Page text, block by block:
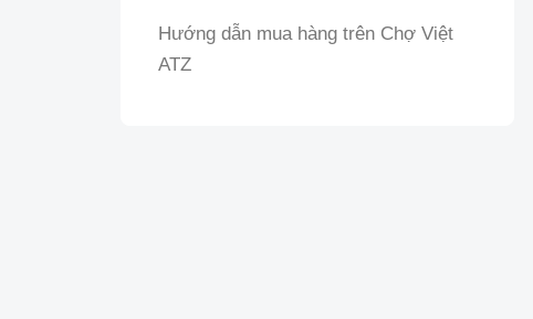
Hướng dẫn mua hàng trên Chợ Việt
ATZ